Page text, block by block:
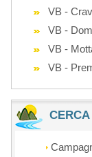
VB -
VB -
VB -
VB -